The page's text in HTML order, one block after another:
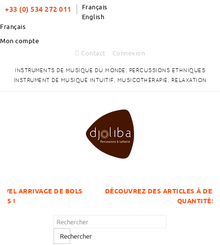
+33 (0) 534 272 011
Français
English
Français
Mon compte
Contact
Connexion
INSTRUMENTS DE MUSIQUE DU MONDE. PERCUSSIONS ETHNIQUES
INSTRUMENT DE MUSIQUE INTUITIF, MUSICOTHÉRAPIE, RELAXATION
DE BOLS
DÉCOUVREZ DES ARTICLES À DES PRIX
Rechercher